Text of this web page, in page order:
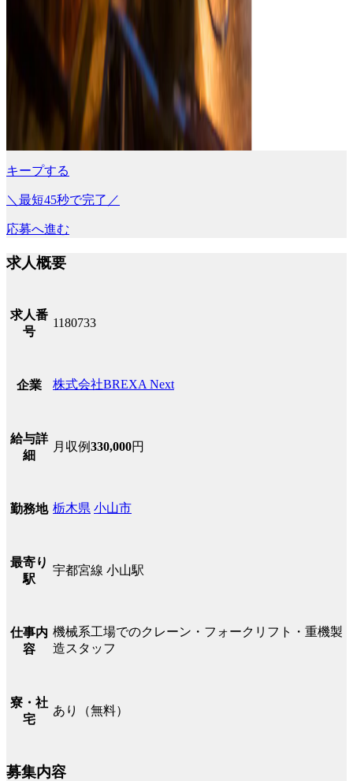
キープする
＼最短45秒で完了／
応募へ進む
求人概要
求人番
号
1180733
企業 株式会社BREXA Next
給与詳
細
月収例330,000円
勤務地 栃木県 小山市
最寄り
駅
宇都宮線 小山駅
仕事内
容
機械系工場でのクレーン・フォークリフト・重機製
造スタッフ
寮・社
宅
あり（無料）
募集内容